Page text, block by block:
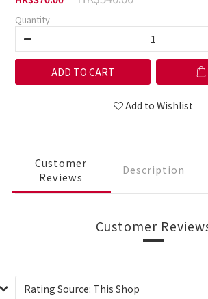
Quantity
ADD TO CART
Add to Wishlist
Customer
Reviews
Description
Customer